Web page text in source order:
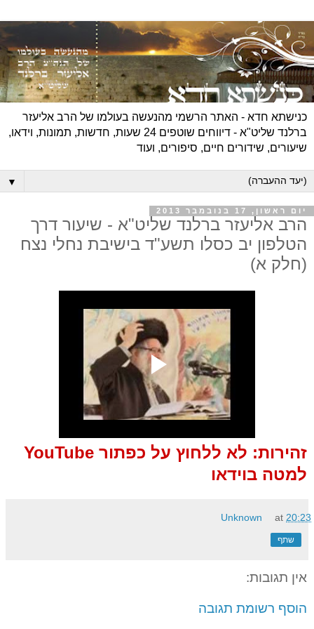
כנישתא חדא - האתר הרשמי מהנעשה בעולמו של הרב אליעזר
ברלנד שליט"א - דיווחים שוטפים 24 שעות, חדשות, תמונות, וידאו,
שיעורים, שידורים חיים, סיפורים, ועוד
▼
יום ראשון, 17 בנובמבר 2013
הרב אליעזר ברלנד שליט"א - שיעור דרך
הטלפון יב כסלו תשע"ד בישיבת נחלי נצח
(חלק א)
זהירות: לא ללחוץ על כפתור YouTube
למטה בוידאו
Unknown at20:23
שתף
אין תגובות:
הוסף רשומת תגובה